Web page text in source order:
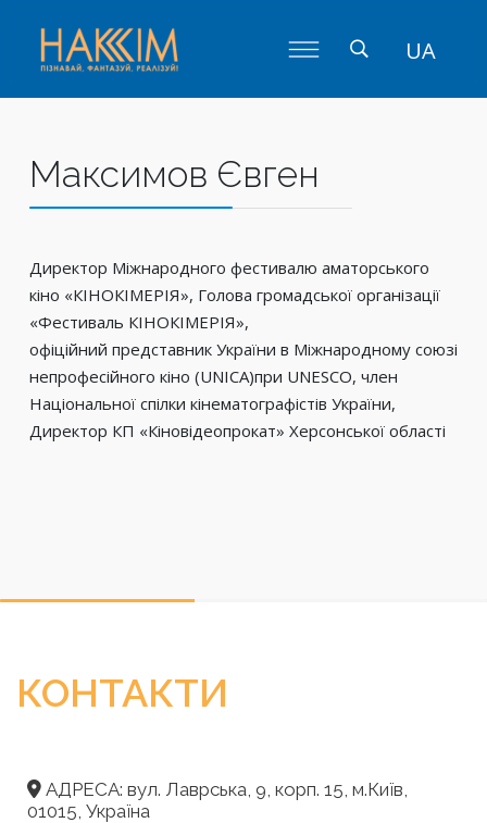
UA
Максимов Євген
Директор Міжнародного фестивалю аматорського
кіно «КІНОКІМЕРІЯ», Голова громадської організації
«Фестиваль КІНОКІМЕРІЯ»,
офіційний представник України в Міжнародному союзі
непрофесійного кіно (UNICA)при UNESCO, член
Національної спілки кінематографістів України,
Директор КП «Кіновідеопрокат» Херсонської області
КОНТАКТИ
АДРЕСА: вул. Лаврська, 9, корп. 15, м.Київ,
01015, Україна